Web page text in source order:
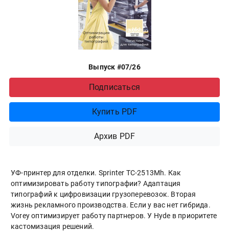
Выпуск #07/26
Подписаться
Купить PDF
Архив PDF
УФ-принтер для отделки. Sprinter ТС-2513Mh. Как
оптимизировать работу типографии? Адаптация
типографий к цифровизации грузоперевозок. Вторая
жизнь рекламного производства. Если у вас нет гибрида.
Vorey оптимизирует работу партнеров. У Hyde в приоритете
кастомизация решений.